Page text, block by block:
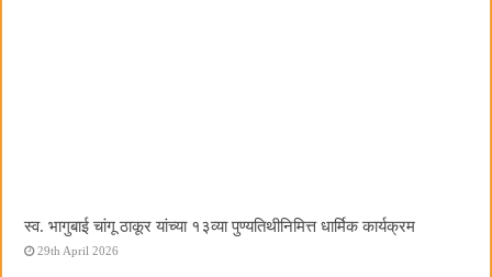
स्व. भागुबाई चांगू ठाकूर यांच्या १३व्या पुण्यतिथीनिमित्त धार्मिक कार्यक्रम
29th April 2026